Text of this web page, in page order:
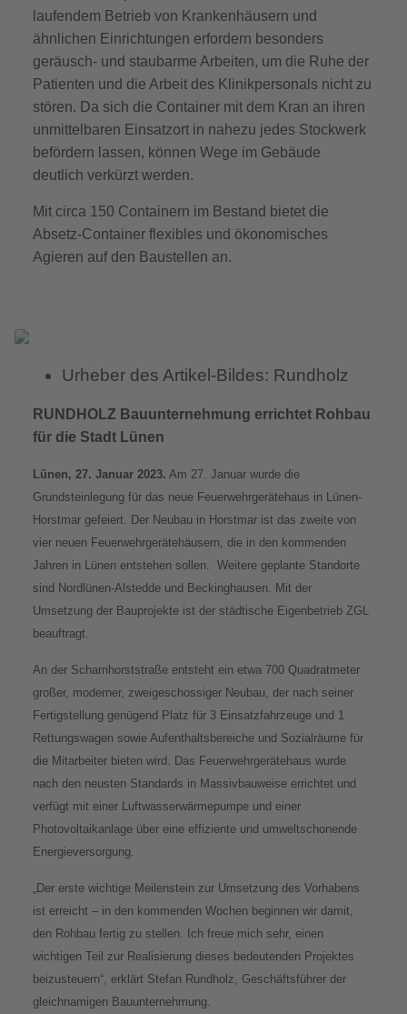
laufendem Betrieb von Krankenhäusern und
ähnlichen Einrichtungen erfordern besonders
geräusch- und staubarme Arbeiten, um die Ruhe der
Patienten und die Arbeit des Klinikpersonals nicht zu
stören. Da sich die Container mit dem Kran an ihren
unmittelbaren Einsatzort in nahezu jedes Stockwerk
befördern lassen, können Wege im Gebäude
deutlich verkürzt werden.
Mit circa 150 Containern im Bestand bietet die
Absetz-Container flexibles und ökonomisches
Agieren auf den Baustellen an.
Urheber des Artikel-Bildes: Rundholz
RUNDHOLZ Bauunternehmung errichtet Rohbau
für die Stadt Lünen
Lünen, 27. Januar 2023. Am 27. Januar wurde die
Grundsteinlegung für das neue Feuerwehrgerätehaus in Lünen-
Horstmar gefeiert. Der Neubau in Horstmar ist das zweite von
vier neuen Feuerwehrgerätehäusern, die in den kommenden
Jahren in Lünen entstehen sollen. Weitere geplante Standorte
sind Nordlünen-Alstedde und Beckinghausen. Mit der
Umsetzung der Bauprojekte ist der städtische Eigenbetrieb ZGL
beauftragt.
An der Scharnhorststraße entsteht ein etwa 700 Quadratmeter
großer, moderner, zweigeschossiger Neubau, der nach seiner
Fertigstellung genügend Platz für 3 Einsatzfahrzeuge und 1
Rettungswagen sowie Aufenthaltsbereiche und Sozialräume für
die Mitarbeiter bieten wird. Das Feuerwehrgerätehaus wurde
nach den neusten Standards in Massivbauweise errichtet und
verfügt mit einer Luftwasserwärmepumpe und einer
Photovoltaikanlage über eine effiziente und umweltschonende
Energieversorgung.
„Der erste wichtige Meilenstein zur Umsetzung des Vorhabens
ist erreicht – in den kommenden Wochen beginnen wir damit,
den Rohbau fertig zu stellen. Ich freue mich sehr, einen
wichtigen Teil zur Realisierung dieses bedeutenden Projektes
beizusteuern“, erklärt Stefan Rundholz, Geschäftsführer der
gleichnamigen Bauunternehmung.